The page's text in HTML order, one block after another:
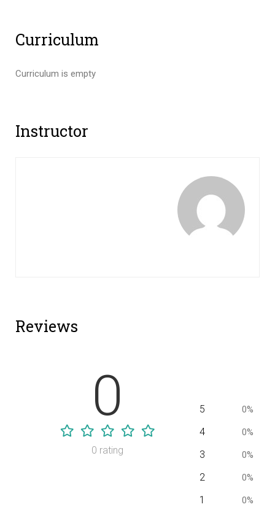
Curriculum
Curriculum is empty
Instructor
Reviews
0
0 rating
5 0%
4 0%
3 0%
2 0%
1 0%